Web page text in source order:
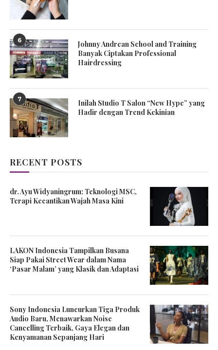
6
Johnny Andrean School and Training
Banyak Ciptakan Professional
Hairdressing
7
Inilah Studio T Salon “New Hype” yang
Hadir dengan Trend Kekinian
RECENT POSTS
dr. Ayu Widyaningrum: Teknologi MSC,
Terapi Kecantikan Wajah Masa Kini
LAKON Indonesia Tampilkan Busana
Siap Pakai Street Wear dalam Nama
‘Pasar Malam’ yang Klasik dan Adaptasi
Sony Indonesia Luncurkan Tiga Produk
Audio Baru, Menawarkan Noise
Cancelling Terbaik, Gaya Elegan dan
Kenyamanan Sepanjang Hari